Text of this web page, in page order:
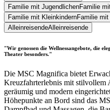
Familie mit JugendlichenFamilie
Familie mit KleinkindernFamilie
AlleinreisendeAlleinreisende
"Wir genossen die Wellnessangebote, die
Theater besonders."
Die MSC Magnifica bietet
Kreuzfahrterlebnis mit stilvollem
geräumig und modern
Höhepunkte an Bord sind das